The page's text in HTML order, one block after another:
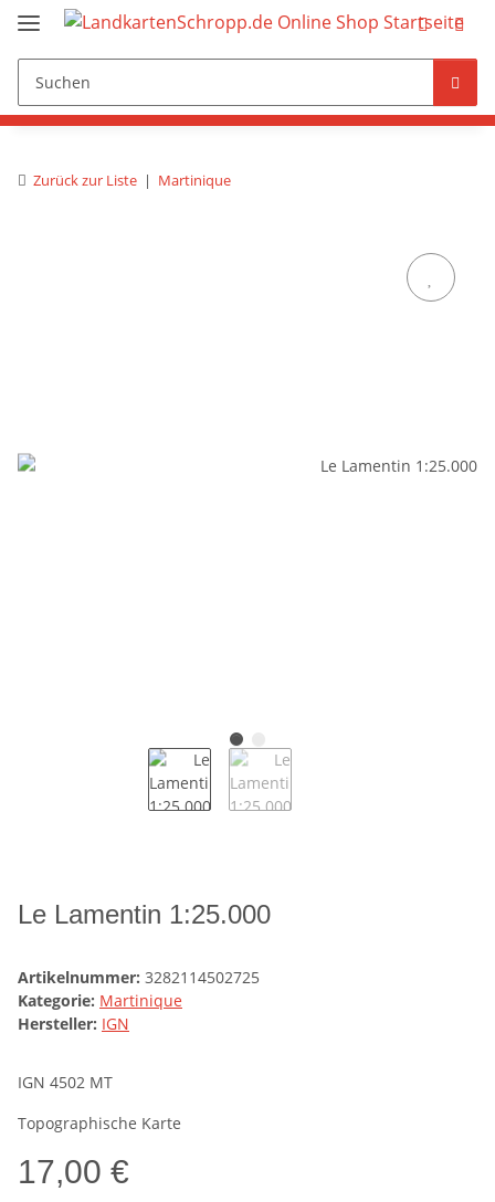
Zurück zur Liste Martinique
Le Lamentin 1:25.000
Artikelnummer: 3282114502725
Kategorie: Martinique
Hersteller: IGN
IGN 4502 MT
Topographische Karte
17,00 €